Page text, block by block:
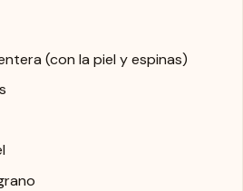
(con la piel y espinas)